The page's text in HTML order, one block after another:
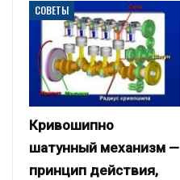
СОВЕТЫ
Кривошипно
шатунный механизм —
принцип действия,